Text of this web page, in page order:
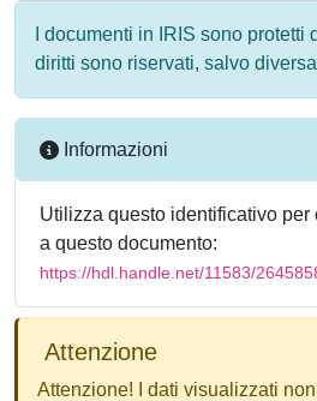
I documenti in IRIS sono protetti
diritti sono riservati, salvo
Informazioni
Utilizza questo identificativo per
a questo documento:
https://hdl.handle.net/11583/
Attenzione
Attenzione! I dati visualizzati